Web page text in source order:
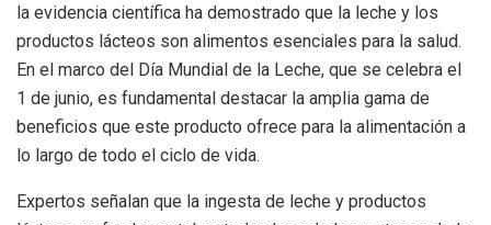
la evidencia científica ha demostrado que la leche y los
productos lácteos son alimentos esenciales para la salud.
En el marco del Día Mundial de la Leche, que se celebra el
1 de junio, es fundamental destacar la amplia gama de
beneficios que este producto ofrece para la alimentación a
lo largo de todo el ciclo de vida.
Expertos señalan que la ingesta de leche y productos